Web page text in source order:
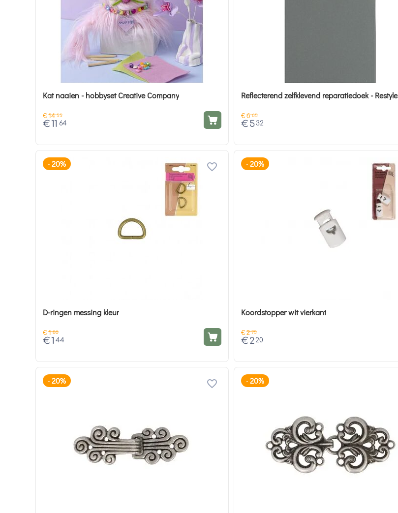
Kat naaien - hobbyset Creative Company
€14 55
€11 64
Reflecterend zelfklevend reparatiedoek - Restyle
€6 65
€ 5 32
- 20%
D-ringen messing kleur
€1 80
€1 44
- 20%
Koordstopper wit vierkant
€2 75
€ 2 20
- 20% - 20%